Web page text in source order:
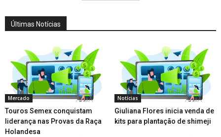
Últimas Notícias
Mercado
Touros Semex conquistam
liderança nas Provas da Raça
Holandesa
Notícias
Giuliana Flores inicia venda de
kits para plantação de shimeji